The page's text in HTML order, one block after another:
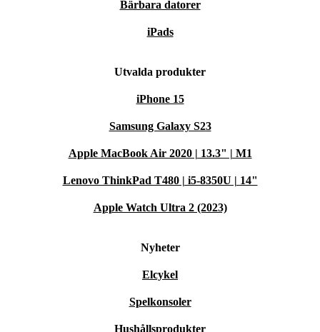
Bärbara datorer
iPads
Utvalda produkter
iPhone 15
Samsung Galaxy S23
Apple MacBook Air 2020 | 13.3" | M1
Lenovo ThinkPad T480 | i5-8350U | 14"
Apple Watch Ultra 2 (2023)
Nyheter
Elcykel
Spelkonsoler
Hushållsprodukter